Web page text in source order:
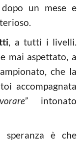
un mese e
, a tutti i livelli.
mai aspettato, a
che la
accompagnata
intonato
speranza è che